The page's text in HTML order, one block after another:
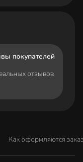
покупателей
отзывов
Как оформляются